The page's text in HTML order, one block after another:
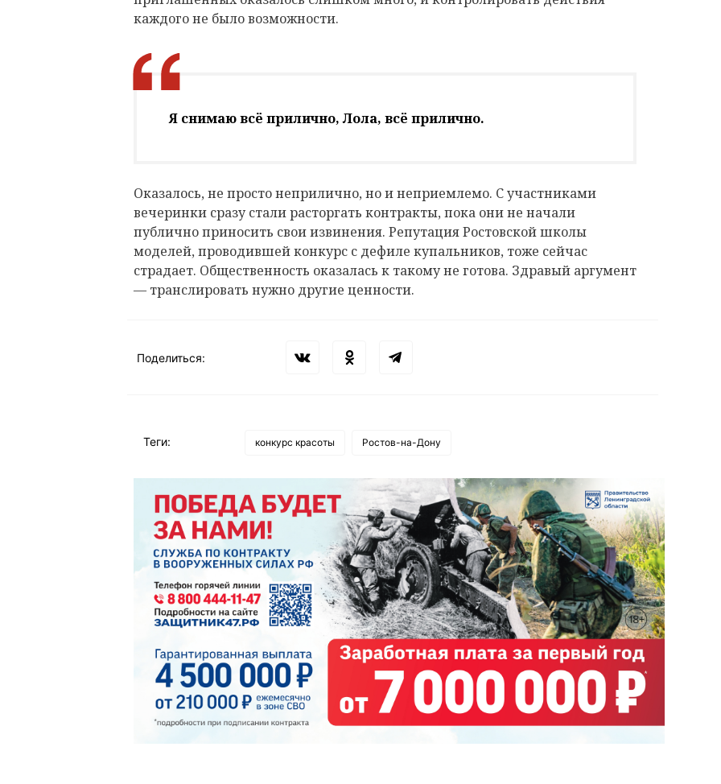
каждого не было возможности.
Я снимаю всё прилично, Лола, всё прилично.
Оказалось, не просто неприлично, но и неприемлемо. С участниками
вечеринки сразу стали расторгать контракты, пока они не начали
публично приносить свои извинения. Репутация Ростовской школы
моделей, проводившей конкурс с дефиле купальников, тоже сейчас
страдает. Общественность оказалась к такому не готова. Здравый аргумент
— транслировать нужно другие ценности.
Поделиться:
Теги: конкурс красоты Ростов-на-Дону